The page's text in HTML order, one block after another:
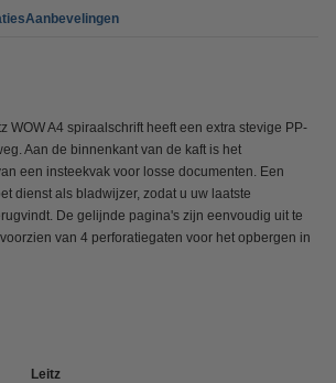
Aanbevelingen
WOW A4 spiraalschrift heeft een extra stevige PP-
Aan de binnenkant van de kaft is het
een insteekvak voor losse documenten. Een
dienst als bladwijzer, zodat u uw laatste
De gelijnde pagina's zijn eenvoudig uit te
van 4 perforatiegaten voor het opbergen in
Leitz